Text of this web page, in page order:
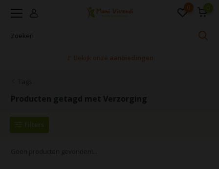
0 0
🚩 Bekijk onze aanbiedingen
Producten getagd met Verzorging
Filters